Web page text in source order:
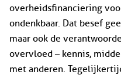
overheidsfinanciering
ondenkbaar. Dat besef
maar ook de
overvloed – kennis,
met anderen.